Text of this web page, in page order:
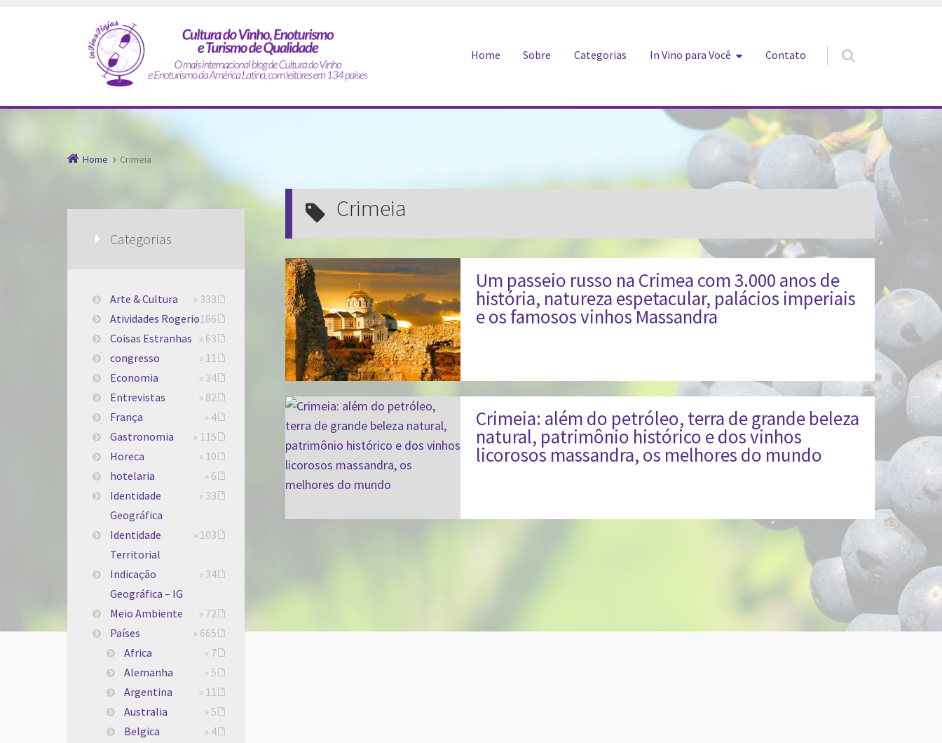
Home Sobre Categorias In Vino para Você Contato
Home Crimeia
Crimeia
Um passeio russo na Crimea com 3.000 anos de
história, natureza espetacular, palácios imperiais
e os famosos vinhos Massandra
Crimeia: além do petróleo, terra de grande beleza
natural, patrimônio histórico e dos vinhos
licorosos massandra, os melhores do mundo
Categorias
Arte & Cultura
» 333
Atividades Rogerio» 186
Coisas Estranhas » 63
congresso
» 11
Economia
» 34
Entrevistas
» 82
França
» 4
Gastronomia
» 115
Horeca
» 10
hotelaria
» 6
Identidade
Geográfica
» 33
Identidade
Territorial
» 103
Indicação
Geográfica – IG
» 34
Meio Ambiente
» 72
Países
» 665
Africa
» 7
Alemanha
» 5
Argentina
» 11
Australia
» 5
Belgica
» 4